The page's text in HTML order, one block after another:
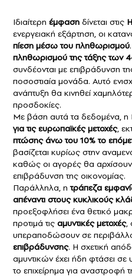
Ιδιαίτερη έμφαση δίνεται στις
ενεργειακή εξάρτηση, οι
πίεση μέσω του πληθωρισμού
πληθωρισμού της τάξης των
συνδέονται με επιβράδυνση
ποσοστιαία μονάδα. Αυτό
ανάπτυξη θα κινηθεί
προσδοκίες.
Με βάση αυτά τα δεδομένα, η
για τις ευρωπαϊκές μετοχές,
πτώσης άνω του 10% το
βασίζεται κυρίως στην
καθώς οι αγορές θα αρχίσουν
επιβράδυνση της οικονομίας.
Παράλληλα, η τράπεζα
απέναντι στους κυκλικούς
προεξοφλήσει ένα θετικό
προτιμά τις αμυντικές μετοχές,
υπεραποδώσουν σε
επιβράδυνσης. Η σχετική
αμυντικών έχει ήδη φτάσει σε
το επιχείρημα για αναστροφή